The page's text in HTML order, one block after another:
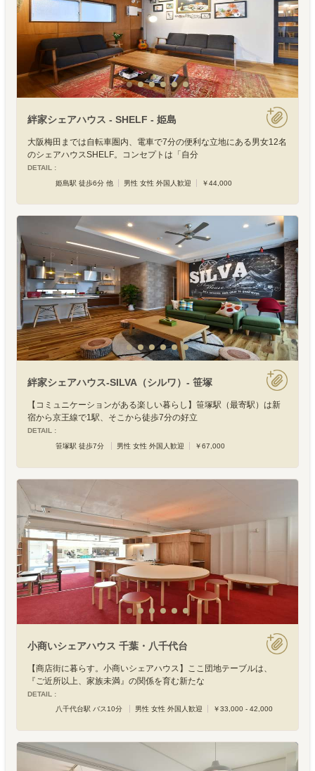
絆家シェアハウス - SHELF - 姫島
大阪梅田までは自転車圏内、電車で7分の便利な立地にある男女12名
のシェアハウスSHELF。コンセプトは「自分
DETAIL :
姫島駅 徒歩6分 他
男性 女性 外国人歓迎 ￥44,000
絆家シェアハウス-SILVA（シルワ）- 笹塚
【コミュニケーションがある楽しい暮らし】笹塚駅（最寄駅）は新
宿から京王線で1駅、そこから徒歩7分の好立
DETAIL :
笹塚駅 徒歩7分
男性 女性 外国人歓迎 ￥67,000
小商いシェアハウス 千葉・八千代台
【商店街に暮らす。小商いシェアハウス】ここ団地テーブルは、
『ご近所以上、家族未満』の関係を育む新たな
DETAIL :
八千代台駅 バス10分
男性 女性 外国人歓迎 ￥33,000 - 42,000